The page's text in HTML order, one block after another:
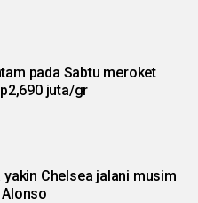
pada Sabtu meroket
juta/gr
Chelsea jalani musim